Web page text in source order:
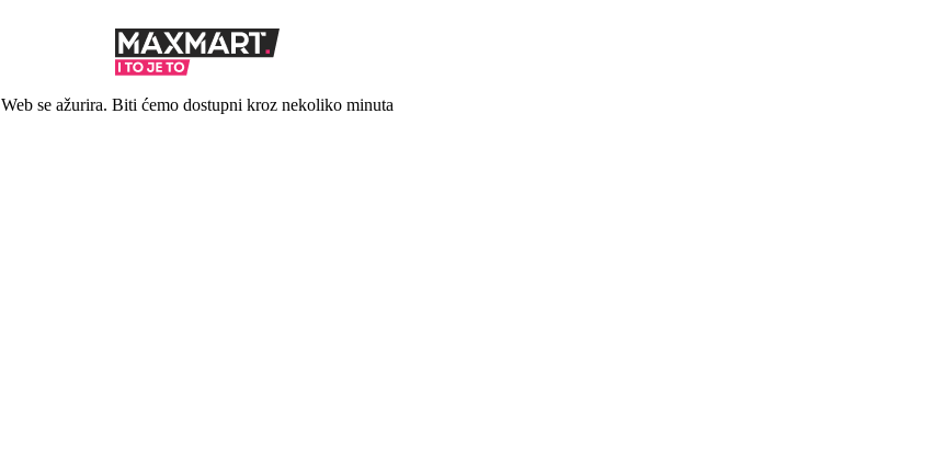
Web se ažurira. Biti ćemo dostupni kroz nekoliko minuta